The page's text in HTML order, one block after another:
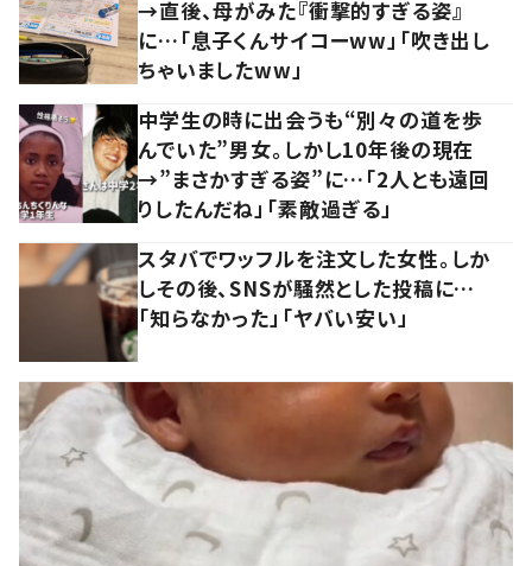
→直後、母がみた『衝撃的すぎる姿』
に…「息子くんサイコーww」「吹き出し
ちゃいましたww」
中学生の時に出会うも“別々の道を歩
んでいた”男女。しかし10年後の現在
→”まさかすぎる姿”に…「2人とも遠回
りしたんだね」「素敵過ぎる」
スタバでワッフルを注文した女性。しか
しその後、SNSが騒然とした投稿に…
「知らなかった」「ヤバい安い」